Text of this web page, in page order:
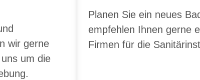
wir gerne
um die
Planen Sie ein neues
empfehlen Ihnen gerne
Firmen für die